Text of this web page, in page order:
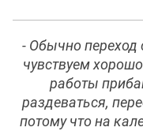
- Обычно переход
чувствуем
работы
раздеваться,
потому что на